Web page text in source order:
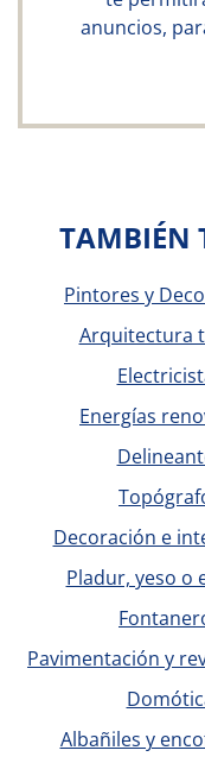
anuncios,
TAMBIÉN
Pintores y
Arquitectura
Energías
Decoración e
Pladur, yeso o
Pavimentación y
Albañiles y